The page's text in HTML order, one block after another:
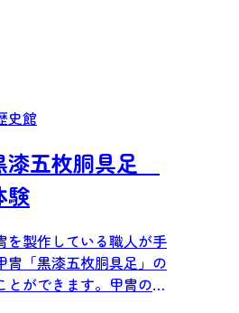
史館
漆五枚胴具足
験
を製作している職人が手
冑「黒漆五枚胴具足」の
とができます。甲冑のし